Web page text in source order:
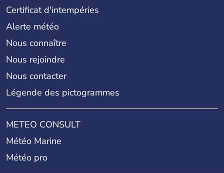
Certificat d'intempéries
Alerte météo
Nous connaître
Nous rejoindre
Nous contacter
Légende des pictogrammes
METEO CONSULT
Météo Marine
Météo pro